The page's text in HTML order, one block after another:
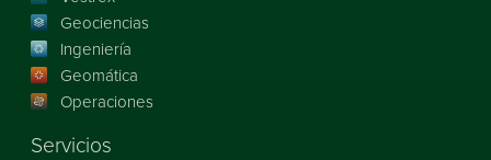
Geociencias
Ingeniería
Geomática
Operaciones
Servicios